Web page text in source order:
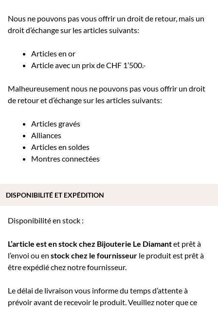
Nous ne pouvons pas vous offrir un droit de retour, mais un
droit d’échange sur les articles suivants:
Articles en or
Article avec un prix de CHF 1’500.-
Malheureusement nous ne pouvons pas vous offrir un droit
de retour et d’échange sur les articles suivants:
Articles gravés
Alliances
Articles en soldes
Montres connectées
Disponibilité en stock :
L’article est en stock chez Bijouterie Le Diamantet prêt à
l’envoi ou en stock chez le fournisseur le produit est prêt à
être expédié chez notre fournisseur.
Le délai de livraison vous informe du temps d’attente à
prévoir avant de recevoir le produit. Veuillez noter que ce
DISPONIBILITÉ ET EXPÉDITION